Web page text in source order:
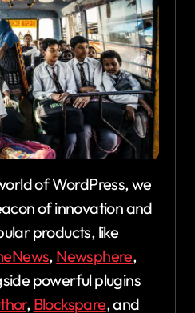
of WordPress, we
of innovation and
products, like
, Newsphere,
powerful plugins
, Blockspare, and